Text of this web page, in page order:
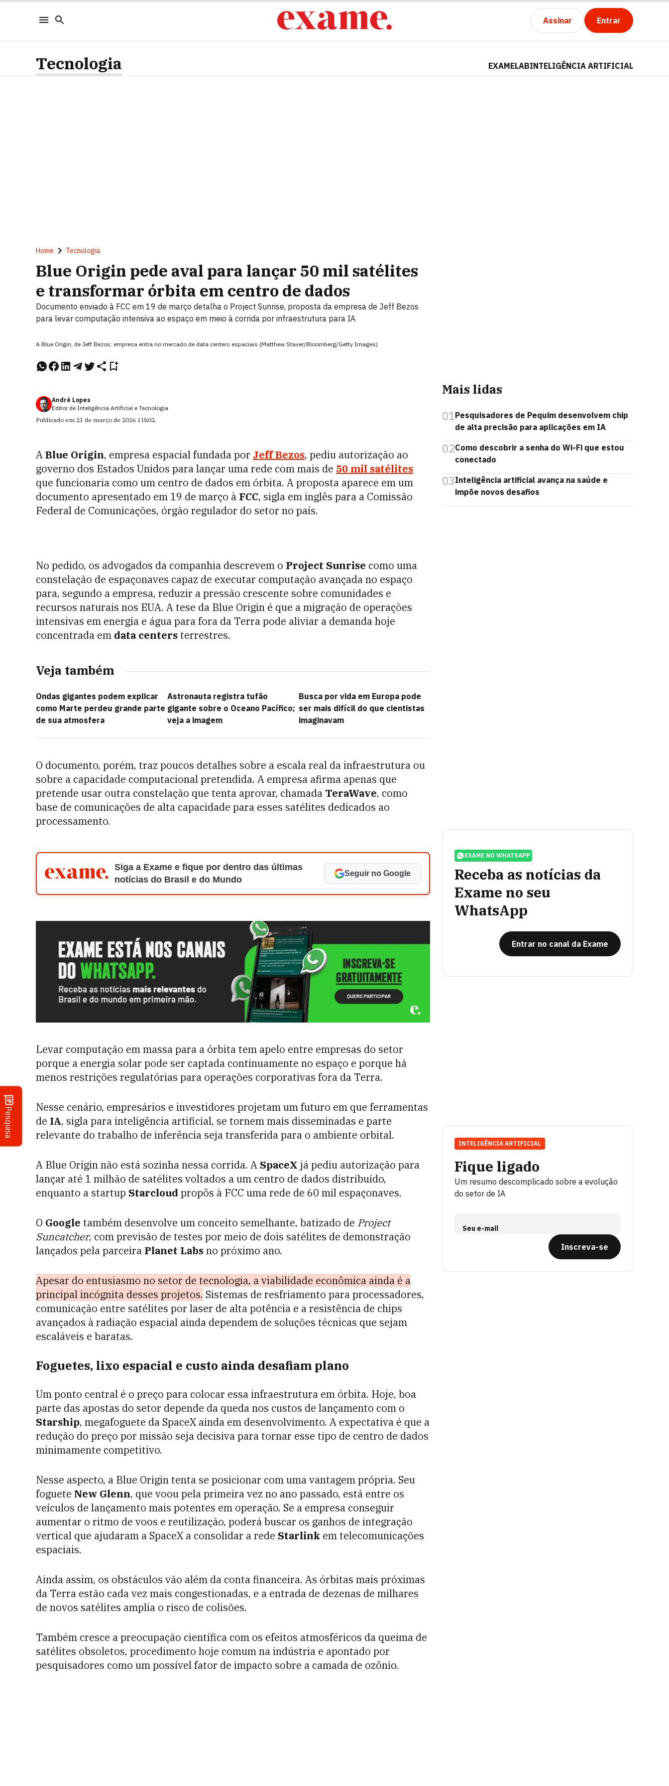
Assinar Entrar
Pesquisa
Tecnologia EXAMELABINTELIGÊNCIA ARTIFICIAL
Home Tecnologia
Blue Origin pede aval para lançar 50 mil satélites
e transformar órbita em centro de dados
Documento enviado à FCC em 19 de março detalha o Project Sunrise, proposta da empresa de Jeff Bezos
para levar computação intensiva ao espaço em meio à corrida por infraestrutura para IA
A Blue Origin, de Jeff Bezos: empresa entra no mercado de data centers espaciais (Matthew Staver/Bloomberg/Getty Images)
André Lopes
Editor de Inteligência Artificial e Tecnologia
Publicado em 21 de março de 2026 11h02.
ABlue Origin, empresa espacial fundada por Jeff Bezos, pediu autorização ao
governo dos Estados Unidos para lançar uma rede com mais de 50 mil satélites
que funcionaria como um centro de dados em órbita. A proposta aparece em um
documento apresentado em 19 de março à FCC, sigla em inglês para a Comissão
Federal de Comunicações, órgão regulador do setor no país.
No pedido, os advogados da companhia descrevem o Project Sunrise como uma
constelação de espaçonaves capaz de executar computação avançada no espaço
para, segundo a empresa, reduzir a pressão crescente sobre comunidades e
recursos naturais nos EUA. A tese da Blue Origin é que a migração de operações
intensivas em energia e água para fora da Terra pode aliviar a demanda hoje
concentrada em data centers terrestres.
Veja também
Ondas gigantes podem explicar
como Marte perdeu grande parte
de sua atmosfera
Astronauta registra tufão
gigante sobre o Oceano Pacífico;
veja a imagem
Busca por vida em Europa pode
ser mais difícil do que cientistas
imaginavam
O documento, porém, traz poucos detalhes sobre a escala real da infraestrutura ou
sobre a capacidade computacional pretendida. A empresa afirma apenas que
pretende usar outra constelação que tenta aprovar, chamada TeraWave, como
base de comunicações de alta capacidade para esses satélites dedicados ao
processamento.
Siga a Exame e fique por dentro das últimas
notícias do Brasil e do Mundo
Seguir no Google
Levar computação em massa para a órbita tem apelo entre empresas do setor
porque a energia solar pode ser captada continuamente no espaço e porque há
menos restrições regulatórias para operações corporativas fora da Terra.
Nesse cenário, empresários e investidores projetam um futuro em que ferramentas
de IA, sigla para inteligência artificial, se tornem mais disseminadas e parte
relevante do trabalho de inferência seja transferida para o ambiente orbital.
A Blue Origin não está sozinha nessa corrida. A SpaceX já pediu autorização para
lançar até 1 milhão de satélites voltados a um centro de dados distribuído,
enquanto a startup Starcloud propôs à FCC uma rede de 60 mil espaçonaves.
O Google também desenvolve um conceito semelhante, batizado de Project
Suncatcher, com previsão de testes por meio de dois satélites de demonstração
lançados pela parceira Planet Labsno próximo ano.
Apesar do entusiasmo no setor de tecnologia, a viabilidade econômica ainda é a
principal incógnita desses projetos. Sistemas de resfriamento para processadores,
comunicação entre satélites por laser de alta potência e a resistência de chips
avançados à radiação espacial ainda dependem de soluções técnicas que sejam
escaláveis e baratas.
Foguetes, lixo espacial e custo ainda desafiam plano
Um ponto central é o preço para colocar essa infraestrutura em órbita. Hoje, boa
parte das apostas do setor depende da queda nos custos de lançamento com o
Starship, megafoguete da SpaceX ainda em desenvolvimento. A expectativa é que a
redução do preço por missão seja decisiva para tornar esse tipo de centro de dados
minimamente competitivo.
Nesse aspecto, a Blue Origin tenta se posicionar com uma vantagem própria. Seu
foguete New Glenn, que voou pela primeira vez no ano passado, está entre os
veículos de lançamento mais potentes em operação. Se a empresa conseguir
aumentar o ritmo de voos e reutilização, poderá buscar os ganhos de integração
vertical que ajudaram a SpaceX a consolidar a rede Starlink em telecomunicações
espaciais.
Ainda assim, os obstáculos vão além da conta financeira. As órbitas mais próximas
da Terra estão cada vez mais congestionadas, e a entrada de dezenas de milhares
de novos satélites amplia o risco de colisões.
Também cresce a preocupação científica com os efeitos atmosféricos da queima de
satélites obsoletos, procedimento hoje comum na indústria e apontado por
pesquisadores como um possível fator de impacto sobre a camada de ozônio.
Mais lidas
01Pesquisadores de Pequim desenvolvem chip
de alta precisão para aplicações em IA
02Como descobrir a senha do Wi-Fi que estou
conectado
03Inteligência artificial avança na saúde e
impõe novos desafios
EXAME NO WHATSAPP
Receba as notícias da
Exame no seu
WhatsApp
Entrar no canal da Exame
Fique ligado
Um resumo descomplicado sobre a evolução
do setor de IA
Seu e-mail
Inscreva-se
INTELIGÊNCIA ARTIFICIAL